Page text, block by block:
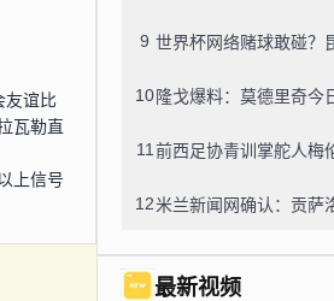
友谊比
瓦勒直
上信号
9
10隆戈爆料：莫德里奇今
11
12
最新视频